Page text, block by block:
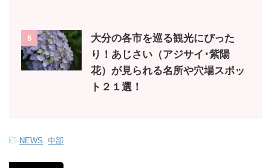
5
大分の各市を巡る観光にぴった
り！あじさい（アジサイ･紫陽
花）が見られる名所や穴場スポッ
ト２１選！
-NEWS 中部